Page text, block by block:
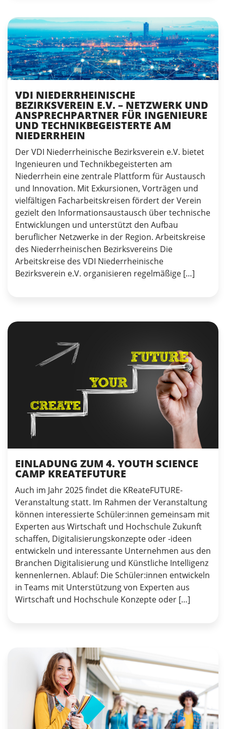
VDI NIEDERRHEINISCHE
BEZIRKSVEREIN E.V. – NETZWERK UND
ANSPRECHPARTNER FÜR INGENIEURE
UND TECHNIKBEGEISTERTE AM
NIEDERRHEIN
Der VDI Niederrheinische Bezirksverein e.V. bietet
Ingenieuren und Technikbegeisterten am
Niederrhein eine zentrale Plattform für Austausch
und Innovation. Mit Exkursionen, Vorträgen und
vielfältigen Facharbeitskreisen fördert der Verein
gezielt den Informationsaustausch über technische
Entwicklungen und unterstützt den Aufbau
beruflicher Netzwerke in der Region. Arbeitskreise
des Niederrheinischen Bezirksvereins Die
Arbeitskreise des VDI Niederrheinische
Bezirksverein e.V. organisieren regelmäßige […]
EINLADUNG ZUM 4. YOUTH SCIENCE
CAMP KREATEFUTURE
Auch im Jahr 2025 findet die KReateFUTURE-
Veranstaltung statt. Im Rahmen der Veranstaltung
können interessierte Schüler:innen gemeinsam mit
Experten aus Wirtschaft und Hochschule Zukunft
schaffen, Digitalisierungskonzepte oder -ideen
entwickeln und interessante Unternehmen aus den
Branchen Digitalisierung und Künstliche Intelligenz
kennenlernen. Ablauf: Die Schüler:innen entwickeln
in Teams mit Unterstützung von Experten aus
Wirtschaft und Hochschule Konzepte oder […]